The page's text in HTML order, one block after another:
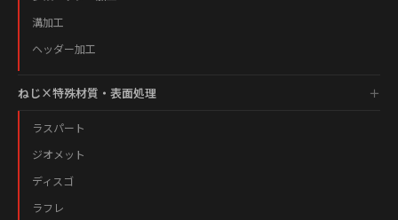
溝加工
ヘッダー加工
ねじ×特殊材質・表面処理
ラスパート
ジオメット
ディスゴ
ラフレ